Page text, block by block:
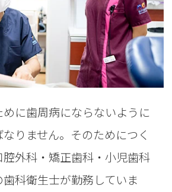
に歯周病にならないように
りません。そのためにつく
外科・矯正歯科・小児歯科
科衛生士が勤務していま